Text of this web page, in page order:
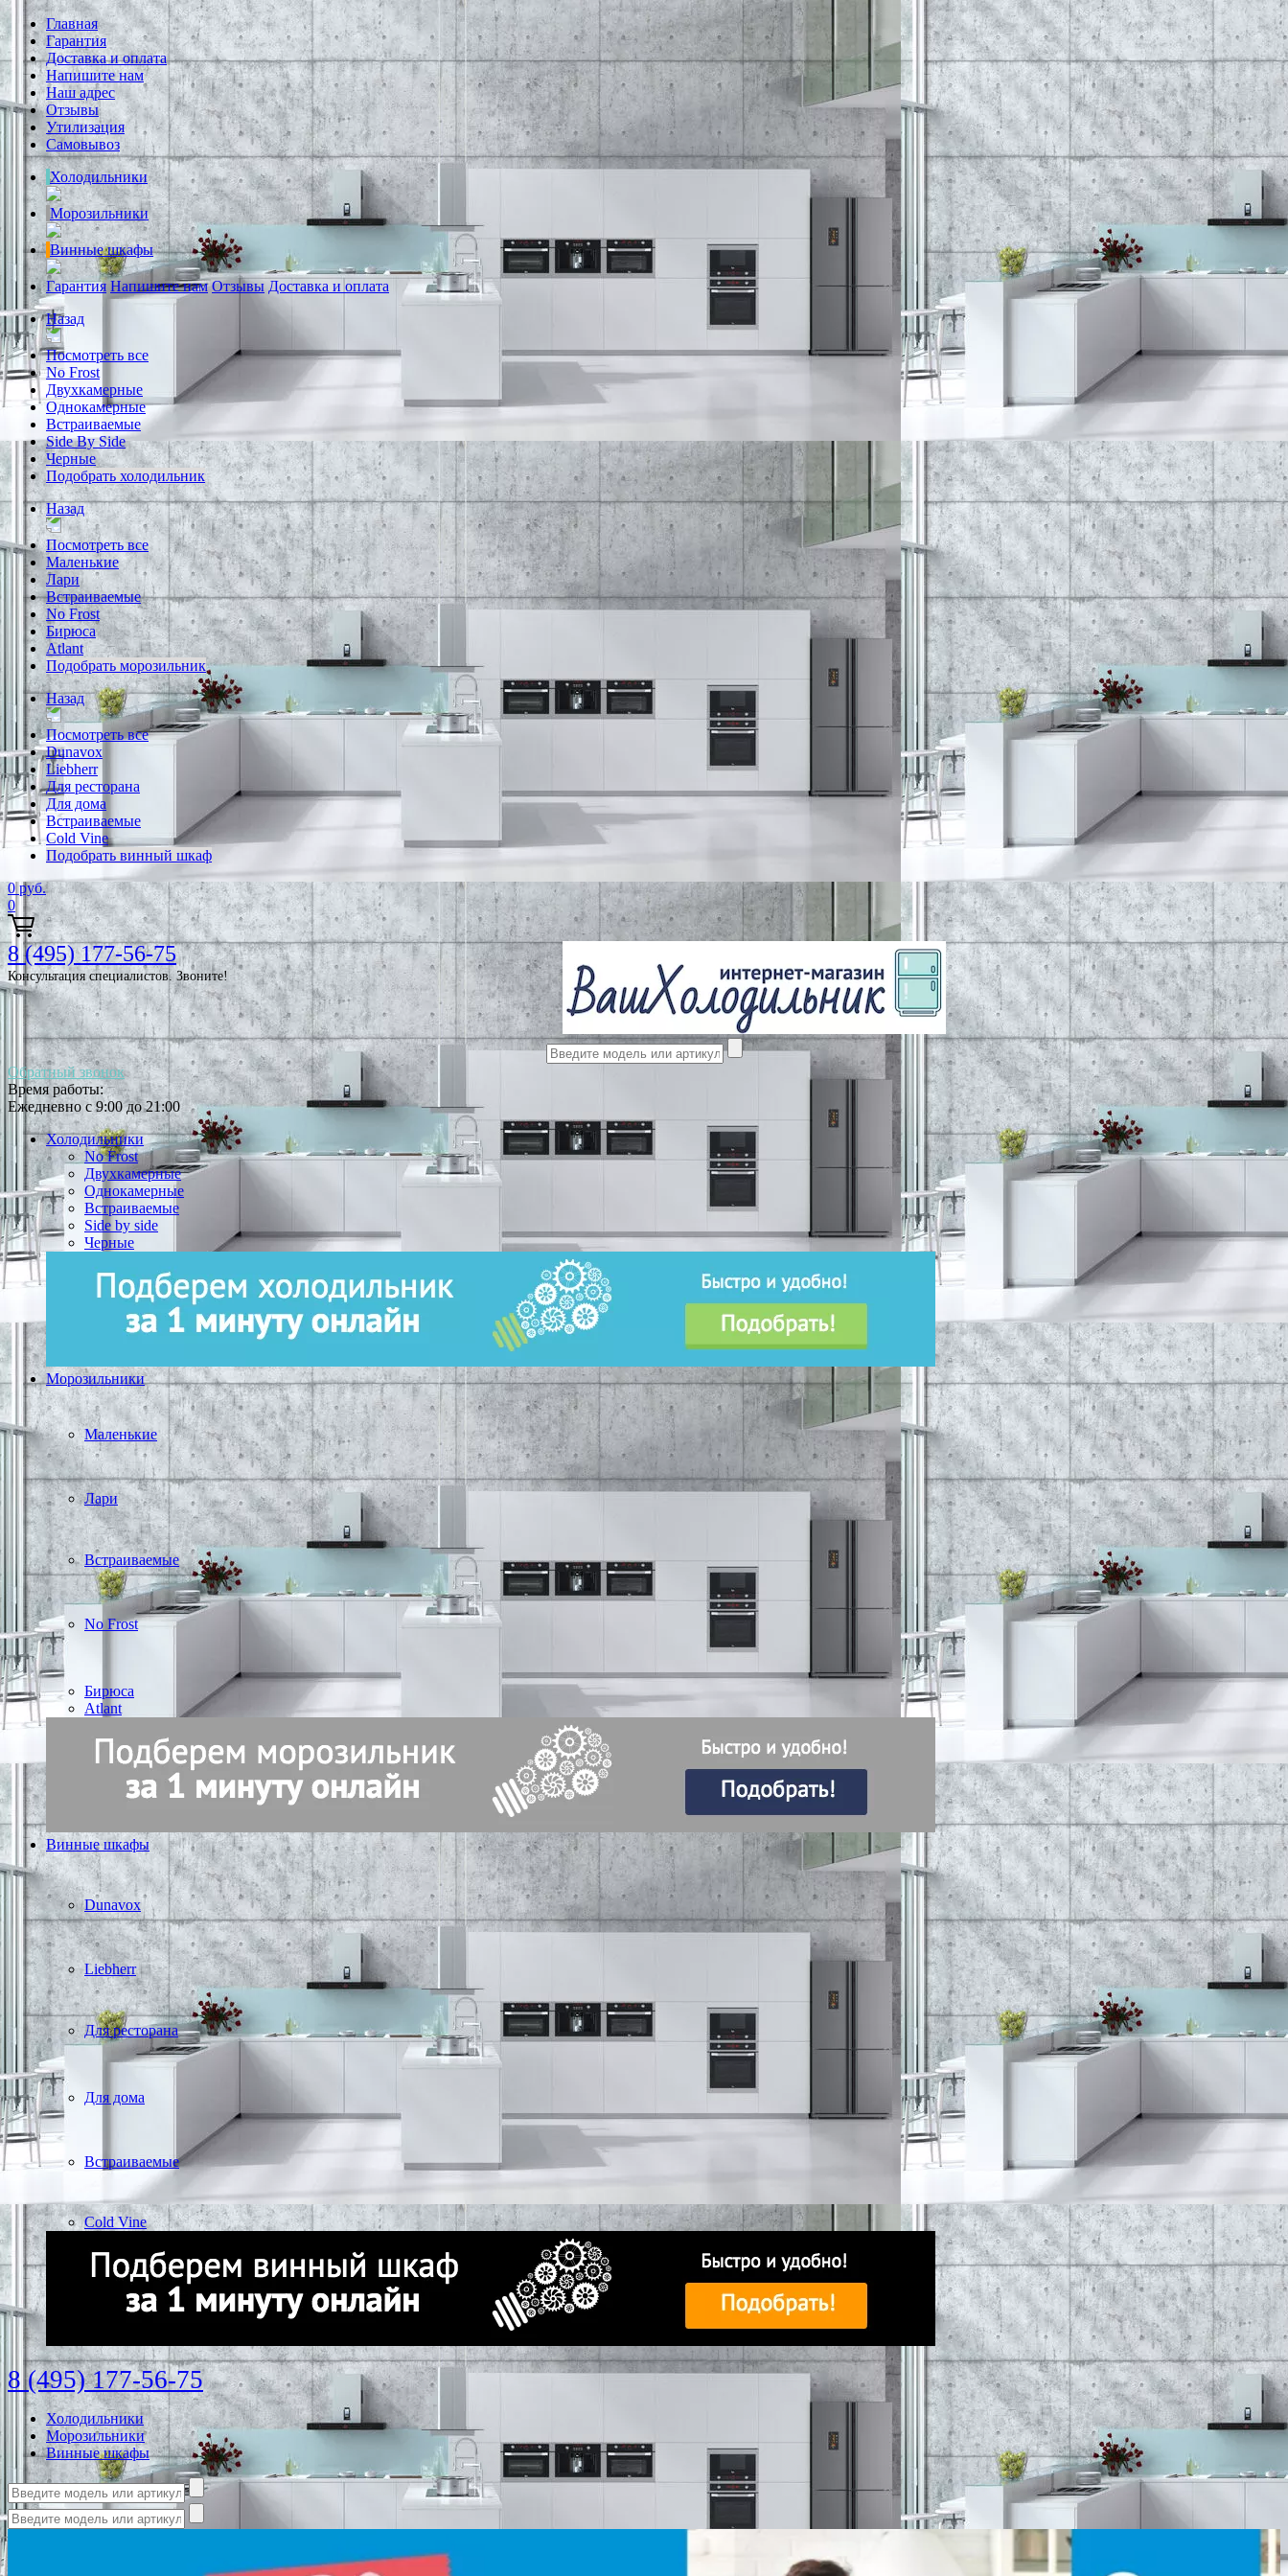
Главная
Гарантия
Доставка и оплата
Напишите нам
Наш адрес
Отзывы
Утилизация
Самовывоз
Холодильники
Морозильники
Винные шкафы
Гарантия Напишите нам Отзывы Доставка и оплата
Назад
Посмотреть все
No Frost
Двухкамерные
Однокамерные
Встраиваемые
Side By Side
Черные
Подобрать холодильник
Назад
Посмотреть все
Маленькие
Лари
Встраиваемые
No Frost
Бирюса
Atlant
Подобрать морозильник
Назад
Посмотреть все
Dunavox
Liebherr
Для ресторана
Для дома
Встраиваемые
Cold Vine
Подобрать винный шкаф
0 руб.
0
8 (495) 177-56-75
Консультация специалистов. Звоните!
Обратный звонок
Время работы:
Ежедневно с 9:00 до 21:00
Холодильники
No Frost
Двухкамерные
Однокамерные
Встраиваемые
Side by side
Черные
Морозильники
Маленькие
Лари
Встраиваемые
No Frost
Бирюса
Atlant
Винные шкафы
Dunavox
Liebherr
Для ресторана
Для дома
Встраиваемые
Cold Vine
8 (495) 177-56-75
Холодильники
Морозильники
Винные шкафы